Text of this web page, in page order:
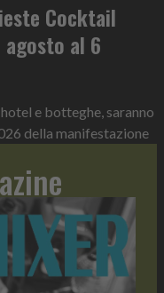
Cocktail
al 6
e botteghe, saranno
della manifestazione